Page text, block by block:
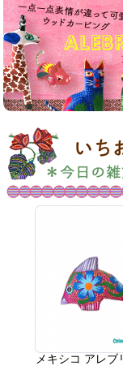
メキシコ アレブ